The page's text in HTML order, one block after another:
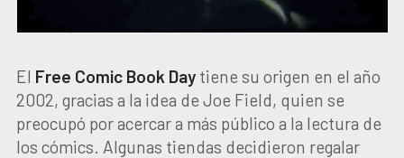
El Free Comic Book Daytiene su origen en el año
2002, gracias a la idea de Joe Field, quien se
preocupó por acercar a más público a la lectura de
los cómics. Algunas tiendas decidieron regalar